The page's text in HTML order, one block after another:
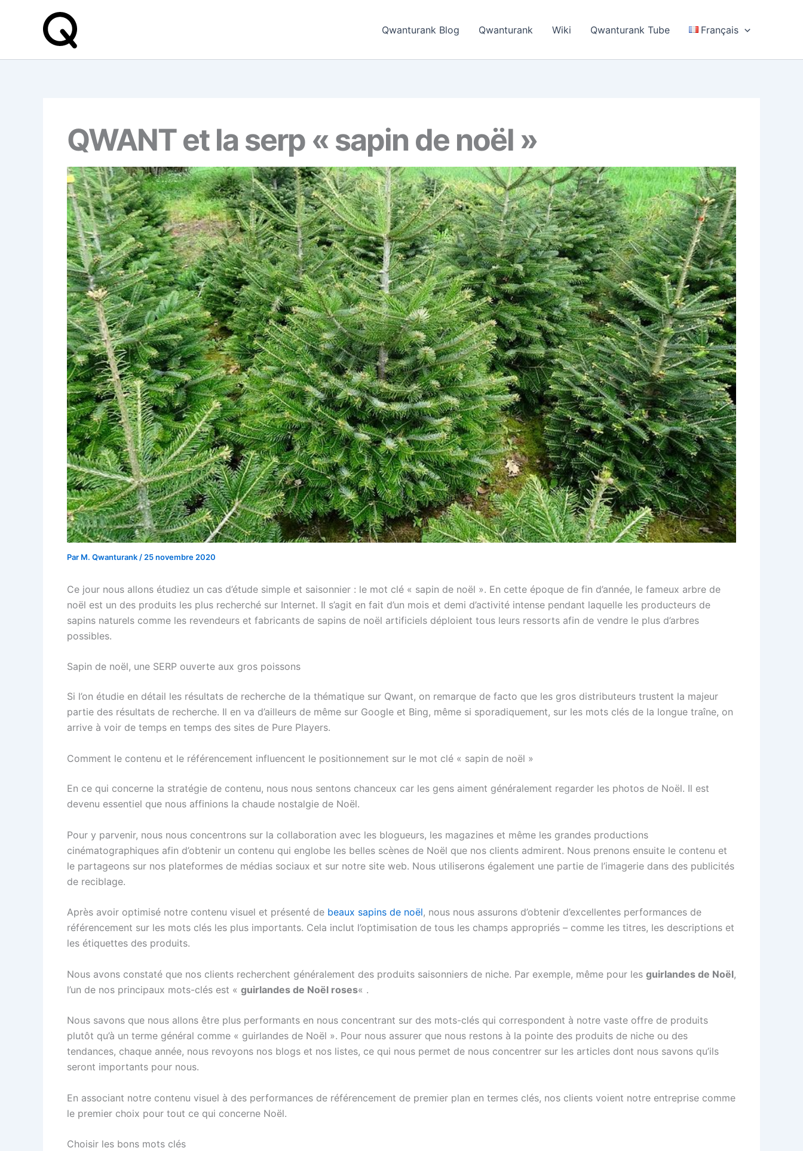
Qwanturank Blog Qwanturank Wiki Qwanturank Tube Français
QWANT et la serp « sapin de noël »
Par M. Qwanturank / 25 novembre 2020
Ce jour nous allons étudiez un cas d’étude simple et saisonnier : le mot clé « sapin de noël ». En cette époque de fin d’année, le fameux arbre de
noël est un des produits les plus recherché sur Internet. Il s’agit en fait d’un mois et demi d’activité intense pendant laquelle les producteurs de
sapins naturels comme les revendeurs et fabricants de sapins de noël artificiels déploient tous leurs ressorts afin de vendre le plus d’arbres
possibles.
Sapin de noël, une SERP ouverte aux gros poissons
Si l’on étudie en détail les résultats de recherche de la thématique sur Qwant, on remarque de facto que les gros distributeurs trustent la majeur
partie des résultats de recherche. Il en va d’ailleurs de même sur Google et Bing, même si sporadiquement, sur les mots clés de la longue traîne, on
arrive à voir de temps en temps des sites de Pure Players.
Comment le contenu et le référencement influencent le positionnement sur le mot clé « sapin de noël »
En ce qui concerne la stratégie de contenu, nous nous sentons chanceux car les gens aiment généralement regarder les photos de Noël. Il est
devenu essentiel que nous affinions la chaude nostalgie de Noël.
Pour y parvenir, nous nous concentrons sur la collaboration avec les blogueurs, les magazines et même les grandes productions
cinématographiques afin d’obtenir un contenu qui englobe les belles scènes de Noël que nos clients admirent. Nous prenons ensuite le contenu et
le partageons sur nos plateformes de médias sociaux et sur notre site web. Nous utiliserons également une partie de l’imagerie dans des publicités
de reciblage.
Après avoir optimisé notre contenu visuel et présenté de beaux sapins de noël, nous nous assurons d’obtenir d’excellentes performances de
référencement sur les mots clés les plus importants. Cela inclut l’optimisation de tous les champs appropriés – comme les titres, les descriptions et
les étiquettes des produits.
Nous avons constaté que nos clients recherchent généralement des produits saisonniers de niche. Par exemple, même pour les guirlandes de Noël,
l’un de nos principaux mots-clés est « guirlandes de Noël roses« .
Nous savons que nous allons être plus performants en nous concentrant sur des mots-clés qui correspondent à notre vaste offre de produits
plutôt qu’à un terme général comme « guirlandes de Noël ». Pour nous assurer que nous restons à la pointe des produits de niche ou des
tendances, chaque année, nous revoyons nos blogs et nos listes, ce qui nous permet de nous concentrer sur les articles dont nous savons qu’ils
seront importants pour nous.
En associant notre contenu visuel à des performances de référencement de premier plan en termes clés, nos clients voient notre entreprise comme
le premier choix pour tout ce qui concerne Noël.
Choisir les bons mots clés